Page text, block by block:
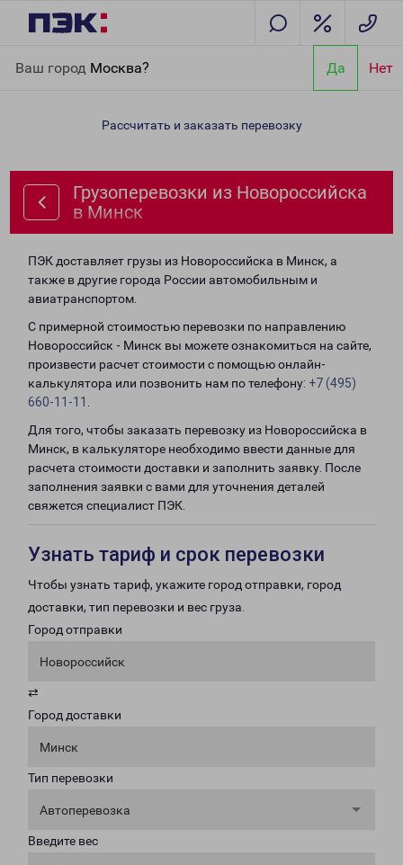
Ваш город Москва? Да Нет
Минск
Рассчитать и заказать перевозку
Грузоперевозки из Новороссийска
в Минск
ПЭК доставляет грузы из Новороссийска в Минск, а
также в другие города России автомобильным и
авиатранспортом.
С примерной стоимостью перевозки по направлению
Новороссийск - Минск вы можете ознакомиться на сайте,
произвести расчет стоимости с помощью онлайн-
калькулятора или позвонить нам по телефону: +7 (495)
660-11-11
Для того, чтобы заказать перевозку из Новороссийска в
Минск, в калькуляторе необходимо ввести данные для
расчета стоимости доставки и заполнить заявку. После
заполнения заявки с вами для уточнения деталей
свяжется специалист ПЭК.
Узнать тариф и срок перевозки
Чтобы узнать тариф, укажите город отправки, город
доставки, тип перевозки и вес груза.
Город отправки
Новороссийск
⇄
Город доставки
Минск
Тип перевозки
Автоперевозка
Введите вес